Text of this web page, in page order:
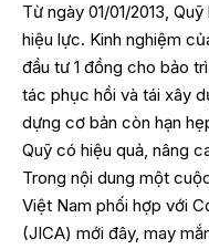
Từ ngày 01/01/2013,
hiệu lực. Kinh nghiệm
đầu tư 1 đồng cho bảo
tác phục hồi và tái xây
dựng cơ bản còn hạn
Quỹ có hiệu quả, nâng
Trong nội dung một
Việt Nam phối hợp với
(JICA) mới đây, may